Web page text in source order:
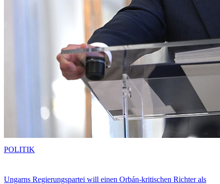
Ungarns Regierungspartei will einen Orbán-kritischen Richter als
POLITIK